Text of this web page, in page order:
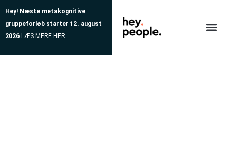
Hey! Næste metakognitive
gruppeforløb starter 12. august
2026 LÆS MERE HER